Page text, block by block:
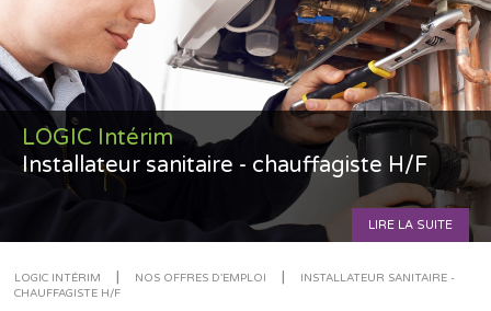
LOGIC Intérim
Installateur sanitaire - chauffagiste H/F
LIRE LA SUITE
LOGIC INTÉRIM | NOS OFFRES D'EMPLOI |
INSTALLATEUR SANITAIRE -
CHAUFFAGISTE H/F